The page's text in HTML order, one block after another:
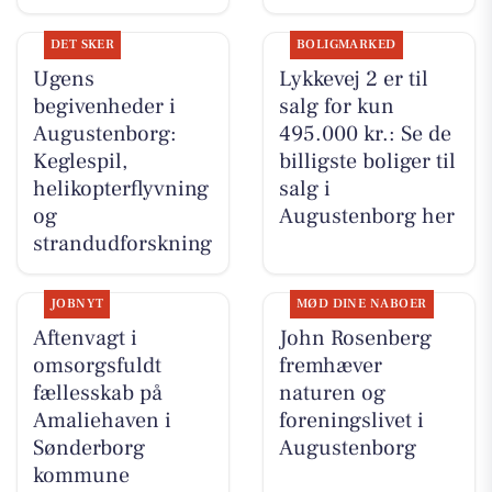
DET SKER
Ugens
begivenheder i
Augustenborg:
Keglespil,
helikopterflyvning
og
strandudforskning
BOLIGMARKED
Lykkevej 2 er til
salg for kun
495.000 kr.: Se de
billigste boliger til
salg i
Augustenborg her
JOBNYT
Aftenvagt i
omsorgsfuldt
fællesskab på
Amaliehaven i
Sønderborg
kommune
MØD DINE NABOER
John Rosenberg
fremhæver
naturen og
foreningslivet i
Augustenborg